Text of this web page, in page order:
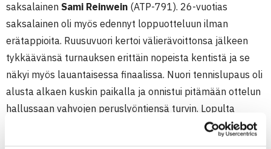
saksalainen Sami Reinwein (ATP-791). 26-vuotias
saksalainen oli myös edennyt loppuotteluun ilman
erätappioita. Ruusuvuori kertoi välierävoittonsa jälkeen
tykkäävänsä turnauksen erittäin nopeista kentistä ja se
näkyi myös lauantaisessa finaalissa. Nuori tennislupaus oli
alusta alkaen kuskin paikalla ja onnistui pitämään ottelun
hallussaan vahvojen peruslyöntiensä turvin. Lopulta
Ruusuvuori pääsi juhlimaan turnausvoittoa erin 6-1, 6-2 –